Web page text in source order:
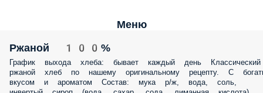
Меню
Ржаной 100%
График выхода хлеба: бывает каждый день Классический
ржаной хлеб по нашему оригинальному рецепту. С
вкусом и ароматом Состав: мука р/ж, вода, соль,